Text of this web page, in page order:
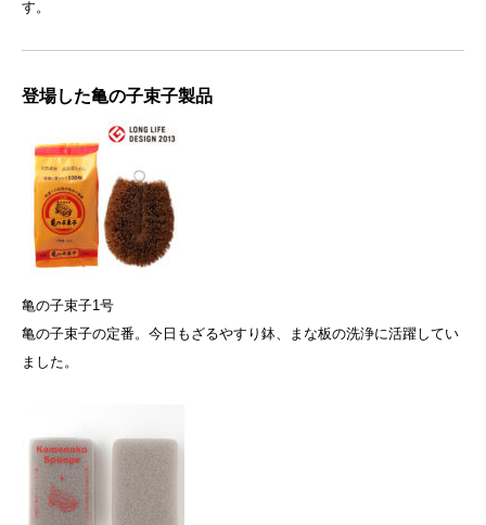
す。
登場した亀の子束子製品
亀の子束子1号
亀の子束子の定番。今日もざるやすり鉢、まな板の洗浄に活躍してい
ました。